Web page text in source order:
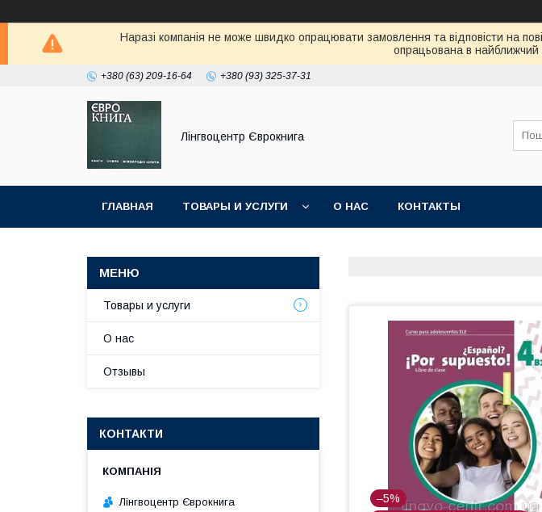
Наразі компанія не може швидко опрацювати замовлення та відповісти на
опрацьована в
+380 (63) 209-16-64 +380 (93) 325-37-31
Лінгвоцентр Єврокнига
ГЛАВНАЯ ТОВАРЫ И УСЛУГИ О НАС КОНТАКТЫ
–5%
Товары и услуги
О нас
Отзывы
КОНТАКТИ
Лінгвоцентр Єврокнига